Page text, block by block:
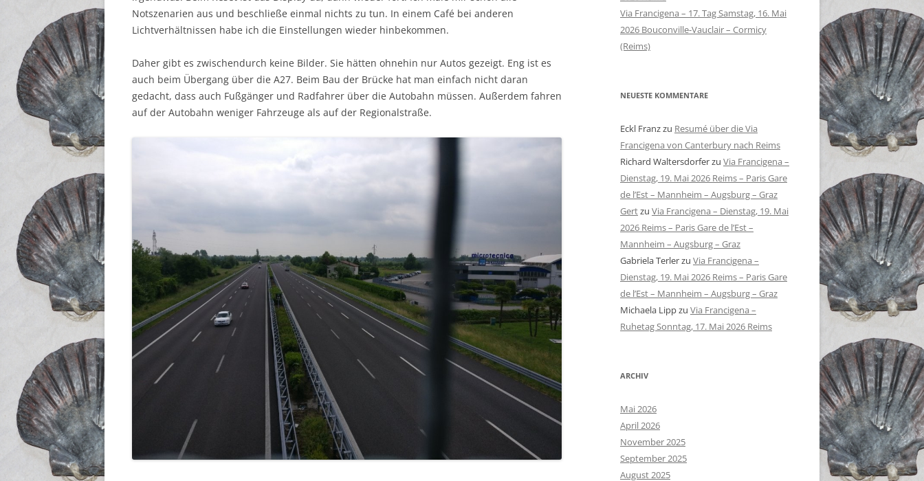
Notszenarien aus und beschließe einmal nichts zu tun. In einem Café bei anderen
Lichtverhältnissen habe ich die Einstellungen wieder hinbekommen.
Daher gibt es zwischendurch keine Bilder. Sie hätten ohnehin nur Autos gezeigt. Eng ist es
auch beim Übergang über die A27. Beim Bau der Brücke hat man einfach nicht daran
gedacht, dass auch Fußgänger und Radfahrer über die Autobahn müssen. Außerdem fahren
auf der Autobahn weniger Fahrzeuge als auf der Regionalstraße.
Via Francigena – 17. Tag Samstag, 16. Mai
2026 Bouconville-Vauclair – Cormicy
(Reims)
NEUESTE KOMMENTARE
Eckl Franzzu Resumé über die Via
Francigena von Canterbury nach Reims
Richard Waltersdorferzu Via Francigena –
Dienstag, 19. Mai 2026 Reims – Paris Gare
de l’Est – Mannheim – Augsburg – Graz
Gertzu Via Francigena – Dienstag, 19. Mai
2026 Reims – Paris Gare de l’Est –
Mannheim – Augsburg – Graz
Gabriela Terlerzu Via Francigena –
Dienstag, 19. Mai 2026 Reims – Paris Gare
de l’Est – Mannheim – Augsburg – Graz
Michaela Lippzu Via Francigena –
Ruhetag Sonntag, 17. Mai 2026 Reims
ARCHIV
Mai 2026
April 2026
November 2025
September 2025
August 2025